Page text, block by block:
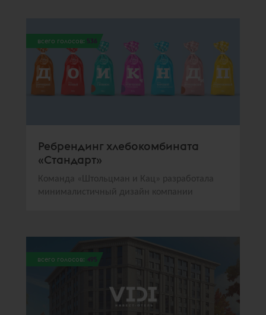
всего голосов: 536
Ребрендинг хлебокомбината
«Стандарт»
Команда «Штольцман и Кац» разработала
минималистичный дизайн компании
всего голосов: 495